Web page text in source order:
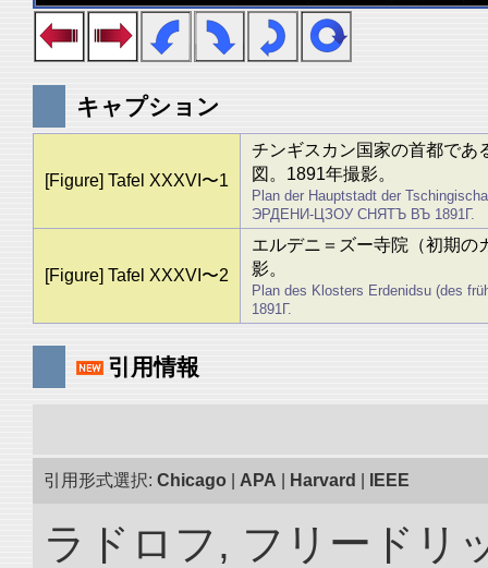
キャプション
[Figure] Tafel XXXVI〜1
チンギスカン国家の首都であ
図。1891年撮影。
Plan der Hauptstadt der
ЭРДЕНИ-ЦЗОУ СНЯТЪ ВЪ 1891Г.
[Figure] Tafel XXXVI〜2
エルデニ＝ズー寺院（初期の
影。
Plan des Klosters Erdenidsu (des
1891Г.
引用情報
引用形式選択: Chicago APA Harvard IEEE
ラドロフ, フリードリ